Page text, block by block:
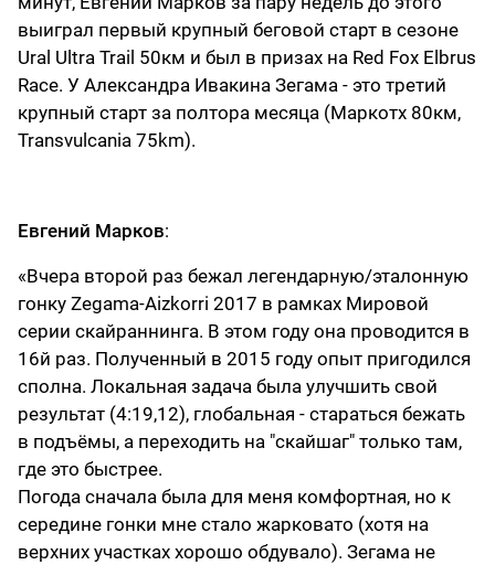
выиграл первый крупный беговой старт в сезоне
Ural Ultra Trail 50км и был в призах на Red Fox Elbrus
Race. У Александра Ивакина Зегама - это третий
крупный старт за полтора месяца (Маркотх 80км,
Transvulcania 75km).
Евгений Марков:
«Вчера второй раз бежал легендарную/эталонную
гонку Zegama-Aizkorri 2017 в рамках Мировой
серии скайраннинга. В этом году она проводится в
16й раз. Полученный в 2015 году опыт пригодился
сполна. Локальная задача была улучшить свой
результат (4:19,12), глобальная - стараться бежать
в подъёмы, а переходить на "скайшаг" только там,
где это быстрее.
Погода сначала была для меня комфортная, но к
середине гонки мне стало жарковато (хотя на
верхних участках хорошо обдувало). Зегама не